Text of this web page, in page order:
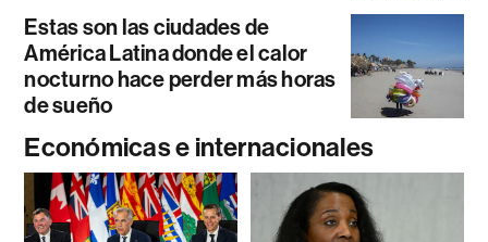
Estas son las ciudades de
América Latina donde el calor
nocturno hace perder más horas
de sueño
Económicas e internacionales